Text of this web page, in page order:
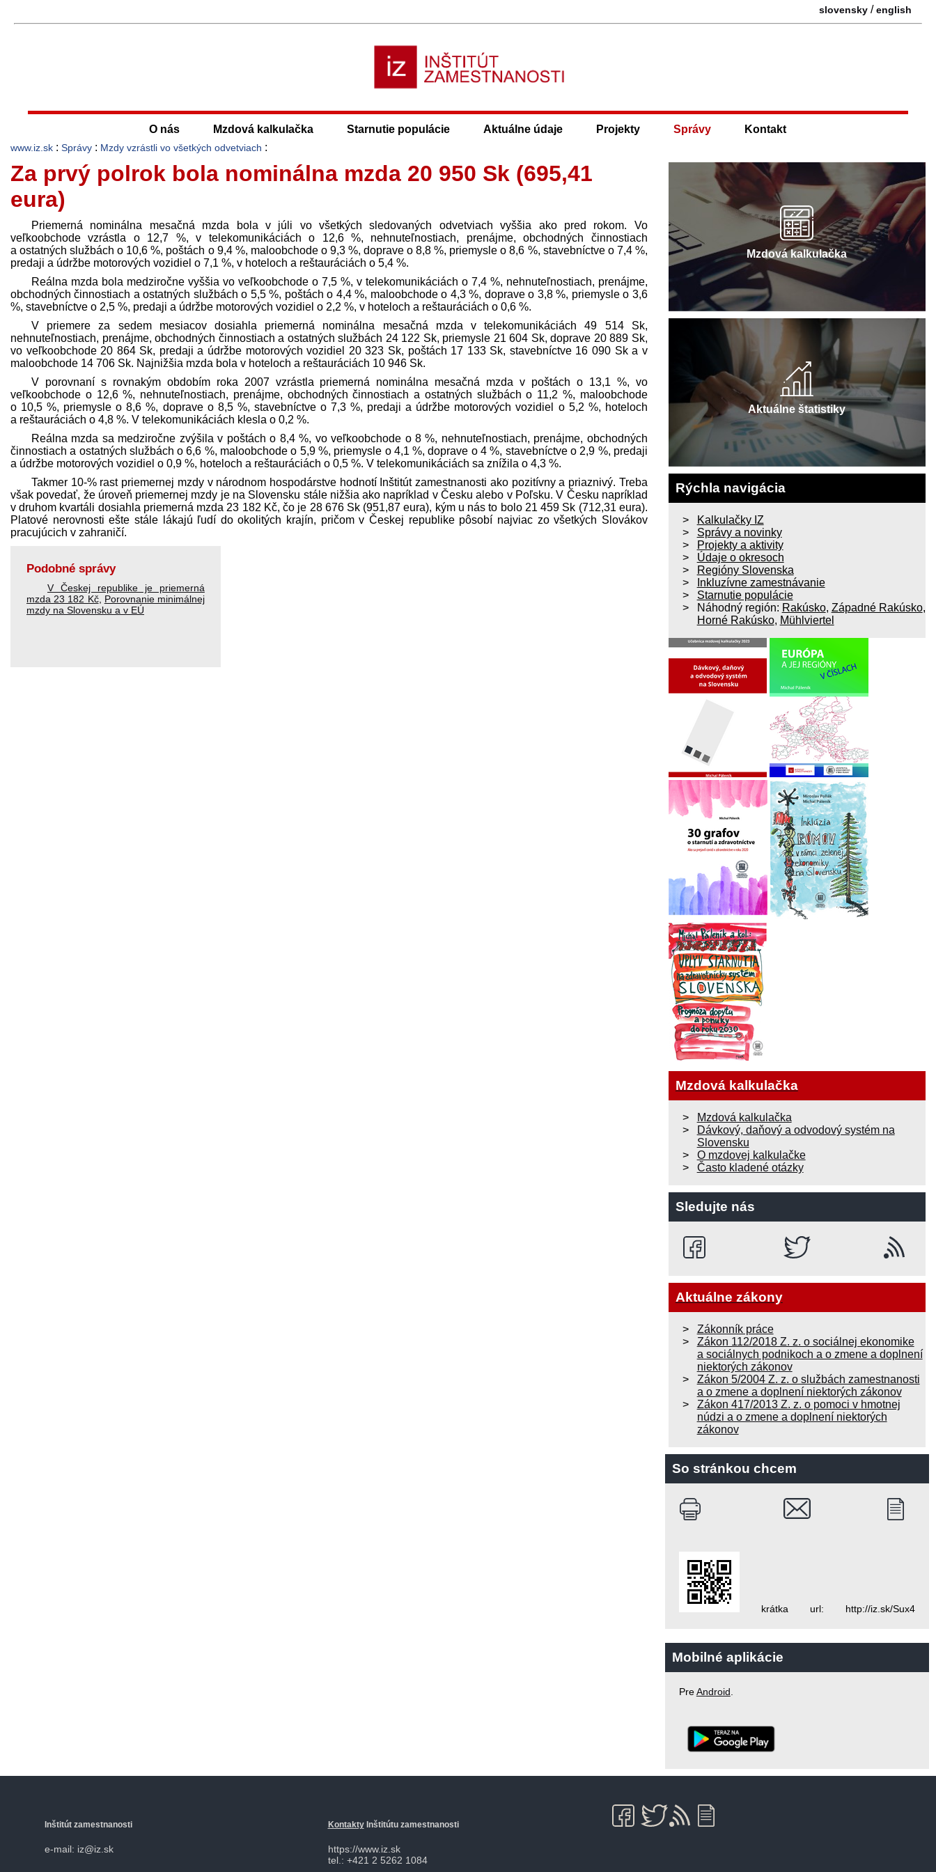
slovensky /english
O nás Mzdová kalkulačka Starnutie populácie Aktuálne údaje Projekty Správy Kontakt
www.iz.sk : Správy : Mzdy vzrástli vo všetkých odvetviach :
Za prvý polrok bola nominálna mzda 20 950 Sk (695,41
eura)
Priemerná nominálna mesačná mzda bola v júli vo všetkých sledovaných odvetviach vyššia ako pred rokom. Vo
veľkoobchode vzrástla o 12,7 %, v telekomunikáciách o 12,6 %, nehnuteľnostiach, prenájme, obchodných činnostiach
a ostatných službách o 10,6 %, poštách o 9,4 %, maloobchode o 9,3 %, doprave o 8,8 %, priemysle o 8,6 %, stavebníctve o 7,4 %,
pred­aji a údržbe motorových vozidiel o 7,1 %, v hoteloch a reštauráciách o 5,4 %.
Reálna mzda bola medziročne vyššia vo veľkoobchode o 7,5 %, v telekomunikáciách o 7,4 %, nehnuteľnostiach, prenájme,
obchodných činnostiach a ostatných službách o 5,5 %, poštách o 4,4 %, maloobchode o 4,3 %, doprave o 3,8 %, priemysle o 3,6
%, stavebníctve o 2,5 %, pred­aji a údržbe motorových vozidiel o 2,2 %, v hoteloch a reštauráciách o 0,6 %.
V priemere za sedem mesiacov dosiahla priemerná nominálna mesačná mzda v telekomunikáciách 49 514 Sk,
nehnuteľnostiach, prenájme, obchodných činnostiach a ostatných službách 24 122 Sk, priemysle 21 604 Sk, doprave 20 889 Sk,
vo veľkoobchode 20 864 Sk, pred­aji a údržbe motorových vozidiel 20 323 Sk, poštách 17 133 Sk, stavebníctve 16 090 Sk a v
maloobchode 14 706 Sk. Najnižšia mzda bola v hoteloch a reštauráciách 10 946 Sk.
V porovnaní s rovnakým obdobím roka 2007 vzrástla priemerná nominálna mesačná mzda v poštách o 13,1 %, vo
veľkoobchode o 12,6 %, nehnuteľnostiach, prenájme, obchodných činnostiach a ostatných službách o 11,2 %, maloobchode
o 10,5 %, priemysle o 8,6 %, doprave o 8,5 %, stavebníctve o 7,3 %, pred­aji a údržbe motorových vozidiel o 5,2 %, hoteloch
a reštauráciách o 4,8 %. V telekomunikáciách klesla o 0,2 %.
Reálna mzda sa medziročne zvýšila v poštách o 8,4 %, vo veľkoobchode o 8 %, nehnuteľnostiach, prenájme, obchodných
činnostiach a ostatných službách o 6,6 %, maloobchode o 5,9 %, priemysle o 4,1 %, doprave o 4 %, stavebníctve o 2,9 %, pred­aji
a údržbe motorových vozidiel o 0,9 %, hoteloch a reštauráciách o 0,5 %. V telekomunikáciách sa znížila o 4,3 %.
Takmer 10-% rast priemernej mzdy v národnom hospodárstve hodnotí Inštitút zamestnanosti ako pozitívny a priaznivý. Treba
však povedať, že úroveň priemernej mzdy je na Slovensku stále nižšia ako napríklad v Česku alebo v Poľsku. V Česku napríklad
v druhom kvartáli dosiahla priemerná mzda 23 182 Kč, čo je 28 676 Sk (951,87 eura), kým u nás to bolo 21 459 Sk (712,31 eura).
Platové nerovnosti ešte stále lákajú ľudí do okolitých krajín, pričom v Českej republike pôsobí najviac zo všetkých Slovákov
pracujúcich v zahraničí.
Podobné správy
V Českej republike je priemerná
mzda 23 182 Kč, Porovnanie minimálnej
mzdy na Slovensku a v EÚ
Mzdová kalkulačka
Aktuálne štatistiky
Rýchla navigácia
Kalkulačky IZ
Správy a novinky
Projekty a aktivity
Údaje o okresoch
Regióny Slovenska
Inkluzívne zamestnávanie
Starnutie populácie
Náhodný región: Rakúsko, Západné Rakúsko,
Horné Rakúsko, Mühlviertel
Mzdová kalkulačka
Mzdová kalkulačka
Dávkový, daňový a odvodový systém na
Slovensku
O mzdovej kalkulačke
Často kladené otázky
Sledujte nás
Aktuálne zákony
Zákonník práce
Zákon 112/2018 Z. z. o sociálnej ekonomike
a sociálnych podnikoch a o zmene a doplnení
niektorých zákonov
Zákon 5/2004 Z. z. o službách zamestnanosti
a o zmene a doplnení niektorých zákonov
Zákon 417/2013 Z. z. o pomoci v hmotnej
núdzi a o zmene a doplnení niektorých
zákonov
So stránkou chcem
krátka url: http://iz.sk/Sux4
Mobilné aplikácie
PreAndroid
Inštitút zamestnanosti
e-mail: iz@iz.sk
KontaktyInštitútu zamestnanosti
https://www.iz.sk
tel.: +421 2 5262 1084